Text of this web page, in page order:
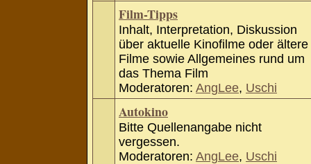
Film-Tipps
Inhalt, Interpretation, Diskussion
über aktuelle Kinofilme oder ältere
Filme sowie Allgemeines rund um
das Thema Film
Moderatoren: AngLee, Uschi
Autokino
Bitte Quellenangabe nicht
vergessen.
Moderatoren: AngLee, Uschi